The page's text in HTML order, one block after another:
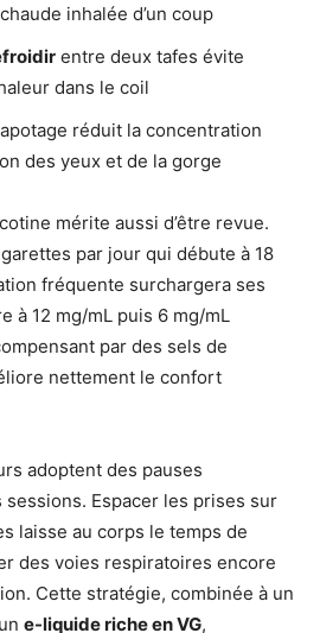
inhalée d’un coup
entre deux tafes évite
dans le coil
réduit la concentration
des yeux et de la gorge
mérite aussi d’être revue.
par jour qui débute à 18
fréquente surchargera ses
à 12 mg/mL puis 6 mg/mL
par des sels de
nettement le confort
adoptent des pauses
Espacer les prises sur
laisse au corps le temps de
des voies respiratoires encore
Cette stratégie, combinée à un
e-liquide riche en VG,